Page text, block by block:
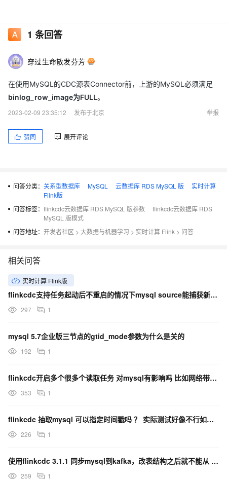
1 条回答
穿过生命散发芬芳
在使用MySQL的CDC源表Connector前，上游的MySQL必须满足
binlog_row_image为FULL。
2023-02-09 23:35:12
发布于北京 举报
赞同 展开评论
问答分类： 关系型数据库 MySQL 云数据库 RDS MySQL 版
实时计算
Flink版
问答标签： flinkcdc云数据库 RDS MySQL 版参数
flinkcdc云数据库 RDS
MySQL 版模式
问答地址： 开发者社区 > 大数据与机器学习 > 实时计算 Flink > 问答
相关问答
实时计算 Flink版
flinkcdc支持任务起动后不重启的情况下mysql source能捕获新建表的binlog吗?
297 1
mysql 5.7企业版三节点的gtid_mode参数为什么是关的
192 1
flinkcdc开启多个很多个读取任务 对mysql有影响吗 比如网络带宽之类的？
353 1
flinkcdc 抽取mysql 可以指定时间戳吗 ？ 实际测试好像不行如果可以给出正确配置吗 ？
226 1
使用flinkcdc 3.1.1 同步mysql到kafka，改表结构之后就不能从 特定位置起了吗？
259 1